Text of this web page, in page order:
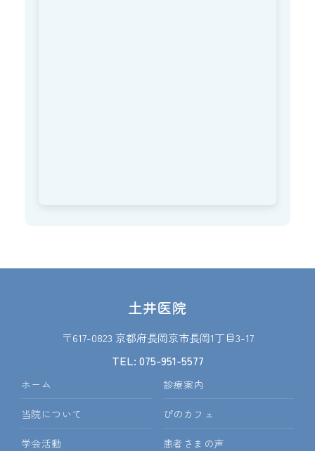
土井医院
〒617-0823 京都府長岡京市長岡1丁目3-17
TEL: 075-951-5577
ホーム 診療案内
当院について ぴのカフェ
学会活動 患者さまの声